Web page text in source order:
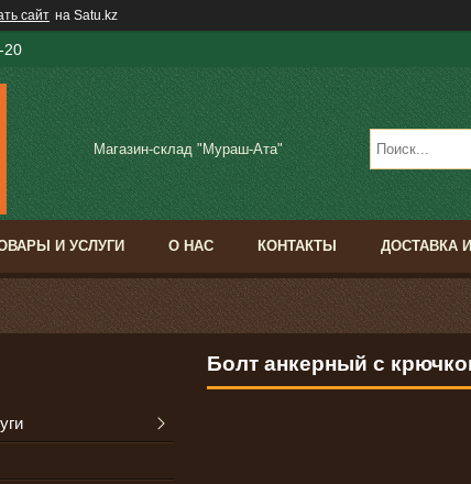
сайт на Satu.kz
20
Магазин-склад "Мураш-Ата"
И УСЛУГИ О НАС КОНТАКТЫ ДОСТАВКА
Болт анкерный с